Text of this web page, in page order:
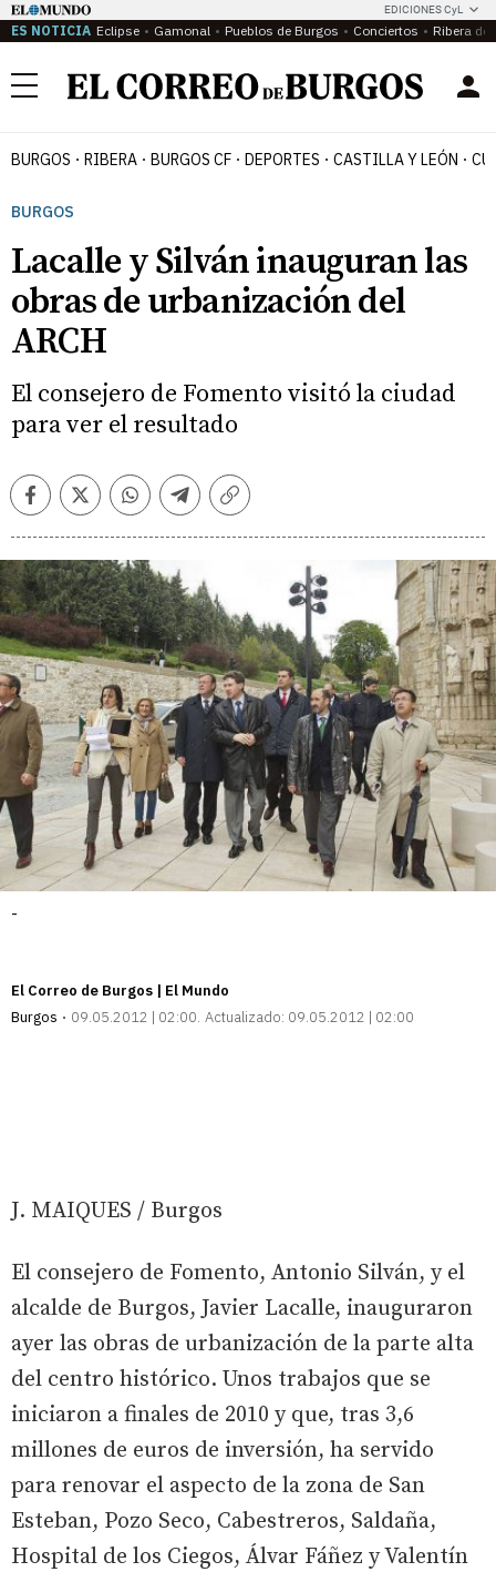
EDICIONES CyL
ES NOTICIA Eclipse Gamonal Pueblos de Burgos Conciertos Ribera del
Menú
BURGOS RIBERA BURGOS CF DEPORTES CASTILLA Y LEÓN
BURGOS
Lacalle y Silván inauguran las
obras de urbanización del
ARCH
El consejero de Fomento visitó la ciudad
para ver el resultado
FacebookTwitterWhatsappTelegramCopiar
-
El Correo de Burgos | El Mundo
Burgos
09.05.2012 | 02:00 Actualizado: 09.05.2012 | 02:00
J. MAIQUES / Burgos
El consejero de Fomento, Antonio Silván, y el
alcalde de Burgos, Javier Lacalle, inauguraron
ayer las obras de urbanización de la parte alta
del centro histórico. Unos trabajos que se
iniciaron a finales de 2010 y que, tras 3,6
millones de euros de inversión, ha servido
para renovar el aspecto de la zona de San
Esteban, Pozo Seco, Cabestreros, Saldaña,
Hospital de los Ciegos, Álvar Fáñez y Valentín